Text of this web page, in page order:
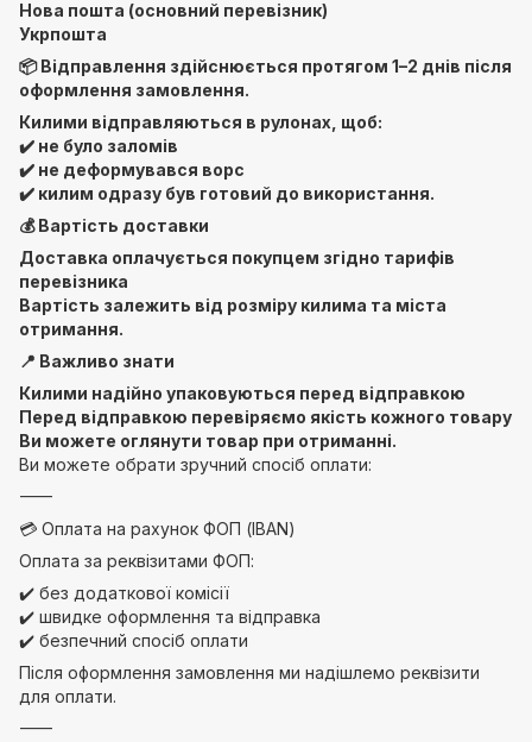
Нова пошта (основний перевізник)
Укрпошта
📦 Відправлення здійснюється протягом 1–2 днів після
оформлення замовлення.
Килими відправляються в рулонах, щоб:
✔️ не було заломів
✔️ не деформувався ворс
✔️ килим одразу був готовий до використання.
💰 Вартість доставки
Доставка оплачується покупцем згідно тарифів
перевізника
Вартість залежить від розміру килима та міста
отримання.
📍 Важливо знати
Килими надійно упаковуються перед відправкою
Перед відправкою перевіряємо якість кожного товару
Ви можете оглянути товар при отриманні.
Ви можете обрати зручний спосіб оплати:
⸻
💳 Оплата на рахунок ФОП (IBAN)
Оплата за реквізитами ФОП:
✔️ без додаткової комісії
✔️ швидке оформлення та відправка
✔️ безпечний спосіб оплати
Після оформлення замовлення ми надішлемо реквізити
для оплати.
⸻